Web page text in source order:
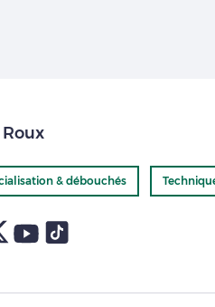
& débouchés